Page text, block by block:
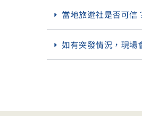
當地旅遊社是否可信
如有突發情況，現場